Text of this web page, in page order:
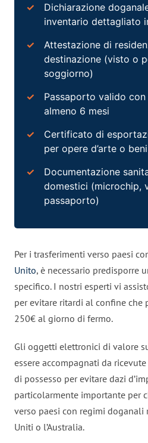
Dichiarazione
inventario dettagliato
Attestazione di
destinazione (visto o
soggiorno)
Passaporto valido
almeno 6 mesi
Certificato di
per opere d’arte o
Documentazione
domestici (microchip,
passaporto)
Per i trasferimenti verso paesi
Unito, è necessario predisporre
specifico. I nostri esperti vi
per evitare ritardi al confine che
250€ al giorno di fermo.
Gli oggetti elettronici di valore
essere accompagnati da
di possesso per evitare dazi
particolarmente importante per
verso paesi con regimi
Uniti o l’Australia.